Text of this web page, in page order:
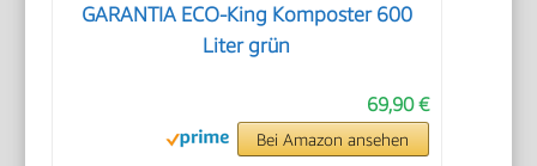
GARANTIA ECO-King Komposter 600
Liter grün
69,90 €
Bei Amazon ansehen